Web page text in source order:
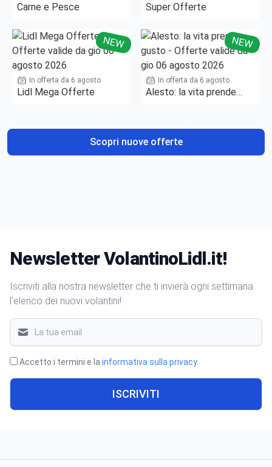
Carne e Pesce Super Offerte
NEW
In offerta da 6 agosto
Lidl Mega Offerte
NEW
In offerta da 6 agosto
Alesto: la vita prende
Scopri nuove offerte
Newsletter VolantinoLidl.it!
Iscriviti alla nostra newsletter che ti invierà ogni settimana
l'elenco dei nuovi volantini!
Accetto i termini e la informativa sulla privacy.
ISCRIVITI